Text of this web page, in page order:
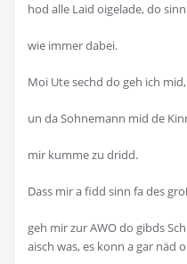
hod alle Laid oigelade, do
wie immer dabei.
Moi Ute sechd do geh ich mid,
un da Sohnemann mid de
mir kumme zu dridd.
Dass mir a fidd sinn fa des
geh mir zur AWO do gibds
aisch was, es konn a gar näd